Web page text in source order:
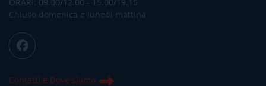
Chiuso domenica e lunedì mattina
Contatti e Dove siamo